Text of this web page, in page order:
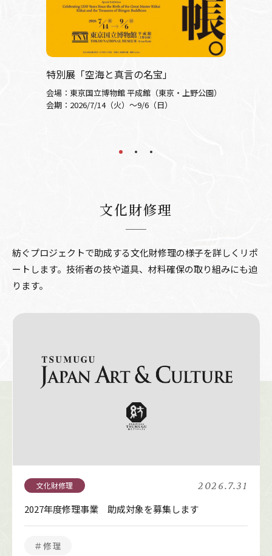
特別展「空海と真言の名宝」
会場：東京国立博物館 平成館（東京・上野公園）
会期：2026/7/14（火）～9/6（日）
文化財修理
紡ぐプロジェクトで助成する文化財修理の様子を詳しくリポ
ートします。 技術者の技や道具、 材料確保の取り組みにも迫
ります。
2026.7.31
2027年度修理事業 助成対象を募集します
＃修理